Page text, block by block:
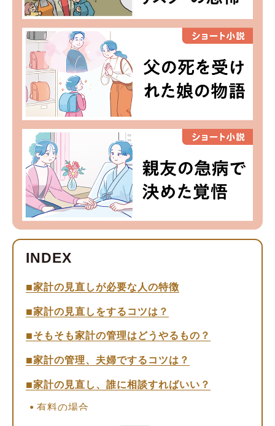
家計の見直しが必要な人の特徴
家計の見直しをするコツは？
そもそも家計の管理はどうやるもの？
家計の管理、夫婦でするコツは？
家計の見直し、誰に相談すればいい？
有料の場合